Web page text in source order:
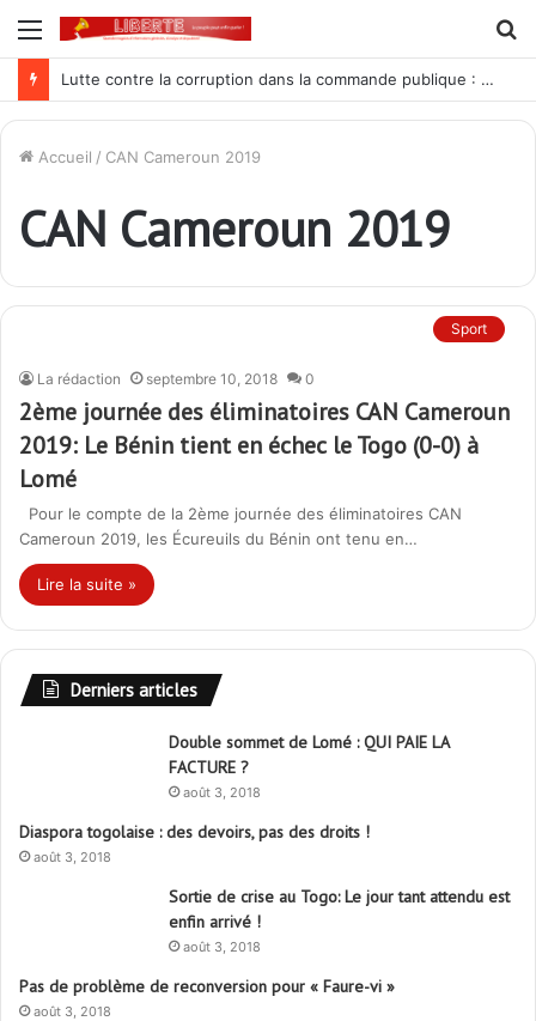
Menu
Lutte contre la corruption dans la commande publique : Qu’est-ce qui explique le silence du parquet général sur les dossiers de l’ARCOP?
Accueil / CAN Cameroun 2019
CAN Cameroun 2019
Sport
La rédaction septembre 10, 2018 0
2ème journée des éliminatoires CAN Cameroun
2019: Le Bénin tient en échec le Togo (0-0) à
Lomé
Pour le compte de la 2ème journée des éliminatoires CAN
Cameroun 2019, les Écureuils du Bénin ont tenu en…
Lire la suite »
Derniers articles
Double sommet de Lomé : QUI PAIE LA
FACTURE ?
août 3, 2018
Diaspora togolaise : des devoirs, pas des droits !
août 3, 2018
Sortie de crise au Togo: Le jour tant attendu est
enfin arrivé !
août 3, 2018
Pas de problème de reconversion pour « Faure-vi »
août 3, 2018